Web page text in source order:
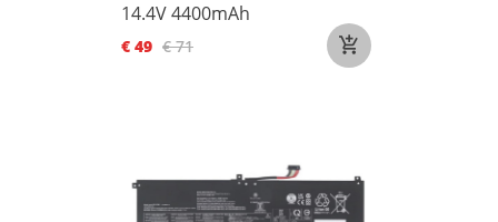
14.4V4400mAh
€ 49 € 71